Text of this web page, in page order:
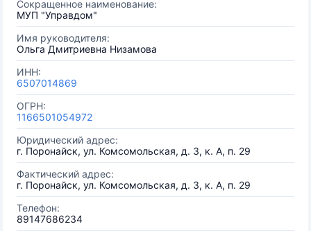
Сокращенное наименование:
МУП "Управдом"
Имя руководителя:
Ольга Дмитриевна Низамова
ИНН:
6507014869
ОГРН:
1166501054972
Юридический адрес:
г. Поронайск, ул. Комсомольская, д. 3, к. А, п. 29
Фактический адрес:
г. Поронайск, ул. Комсомольская, д. 3, к. А, п. 29
Телефон:
89147686234